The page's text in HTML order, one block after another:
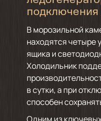
подключения
В морозильной
находятся
ящика и
Холодильник
в сутки, а при
способен